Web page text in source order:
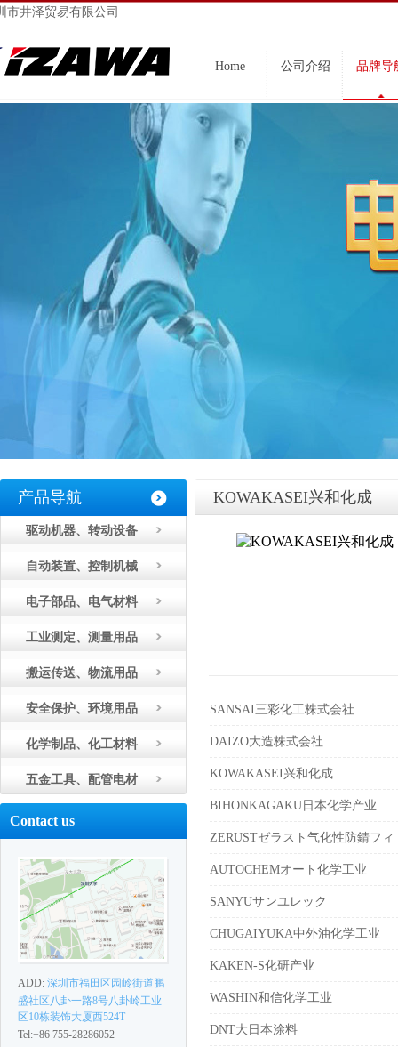
市井泽贸易有限公司
Home 公司介绍 品牌导
产品导航
驱动机器、转动设备
自动装置、控制机械
电子部品、电气材料
工业测定、测量用品
搬运传送、物流用品
安全保护、环境用品
化学制品、化工材料
五金工具、配管电材
Contact us
ADD: 深圳市福田区园岭街道鹏
盛社区八卦一路8号八卦岭工业
区10栋装饰大厦西524T
Tel:+86 755-28286052
KOWAKASEI兴和化成
SANSAI三彩化工株式会社
DAIZO大造株式会社
KOWAKASEI兴和化成
BIHONKAGAKU日本化学产业
ZERUSTゼラスト气化性防錆フィ
AUTOCHEMオート化学工业
SANYUサンユレック
CHUGAIYUKA中外油化学工业
KAKEN-S化研产业
WASHIN和信化学工业
DNT大日本涂料